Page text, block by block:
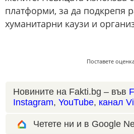
платформи, за да подкрепя
хуманитарни каузи и
Поставете
Новините на Fakti.bg – във
Instagram, YouTube, канал
Четете ни и в Google